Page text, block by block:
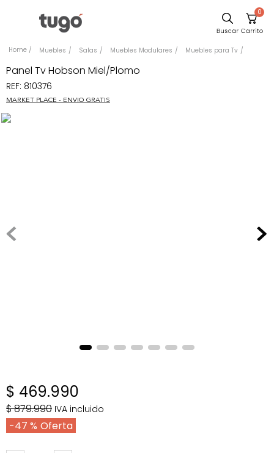
0
Muebles Salas Muebles Modulares Muebles para Tv
Panel Tv Hobson Miel/Plomo
REF: 810376
MARKET PLACE - ENVIO GRATIS
$ 469.990
$879.990 IVA incluido
47 %
Comedor
Escritorio